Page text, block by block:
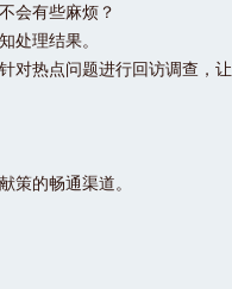
会有些麻烦？
理结果。
热点问题进行回访调查，让
的畅通渠道。